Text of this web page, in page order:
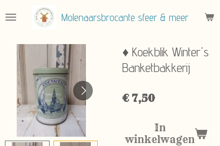
direct
hoofdinhoud
Molenaarsbrocante sfeer & meer
♦ Koekblik Winter's
Banketbakkerij
€ 7,50
In
winkelwagen